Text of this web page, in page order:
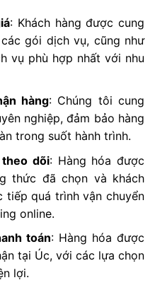
: Khách hàng được cung
gói dịch vụ, cũng như
vụ phù hợp nhất với nhu
hàng: Chúng tôi cung
nghiệp, đảm bảo hàng
trong suốt hành trình.
dõi: Hàng hóa được
thức đã chọn và khách
quá trình vận chuyển
online.
toán: Hàng hóa được
tại Úc, với các lựa chọn
lợi.